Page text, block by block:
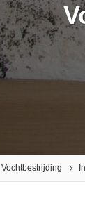
Vochtbestrijding